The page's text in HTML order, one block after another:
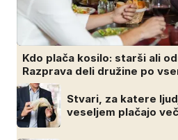
Kdo plača kosilo: starši ali
Razprava deli družine po
Stvari, za katere
veseljem plačajo več